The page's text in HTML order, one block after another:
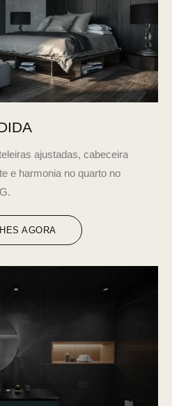
ajustadas, cabeceira
e harmonia no quarto no
AGORA